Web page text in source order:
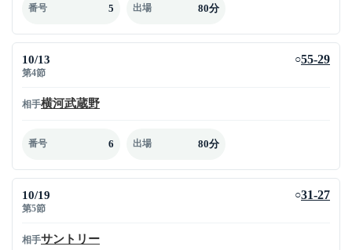
番号 5 出場 80分
10/13
第4節
○55-29
相手横河武蔵野
番号 6 出場 80分
10/19
第5節
○31-27
相手サントリー